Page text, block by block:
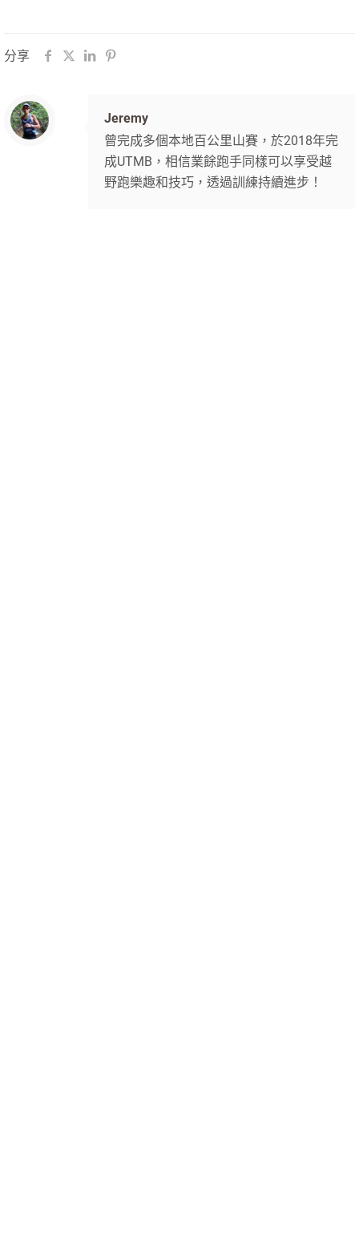
分享
Jeremy
曾完成多個本地百公里山賽，於2018年完
成UTMB，相信業餘跑手同樣可以享受越
野跑樂趣和技巧，透過訓練持續進步！